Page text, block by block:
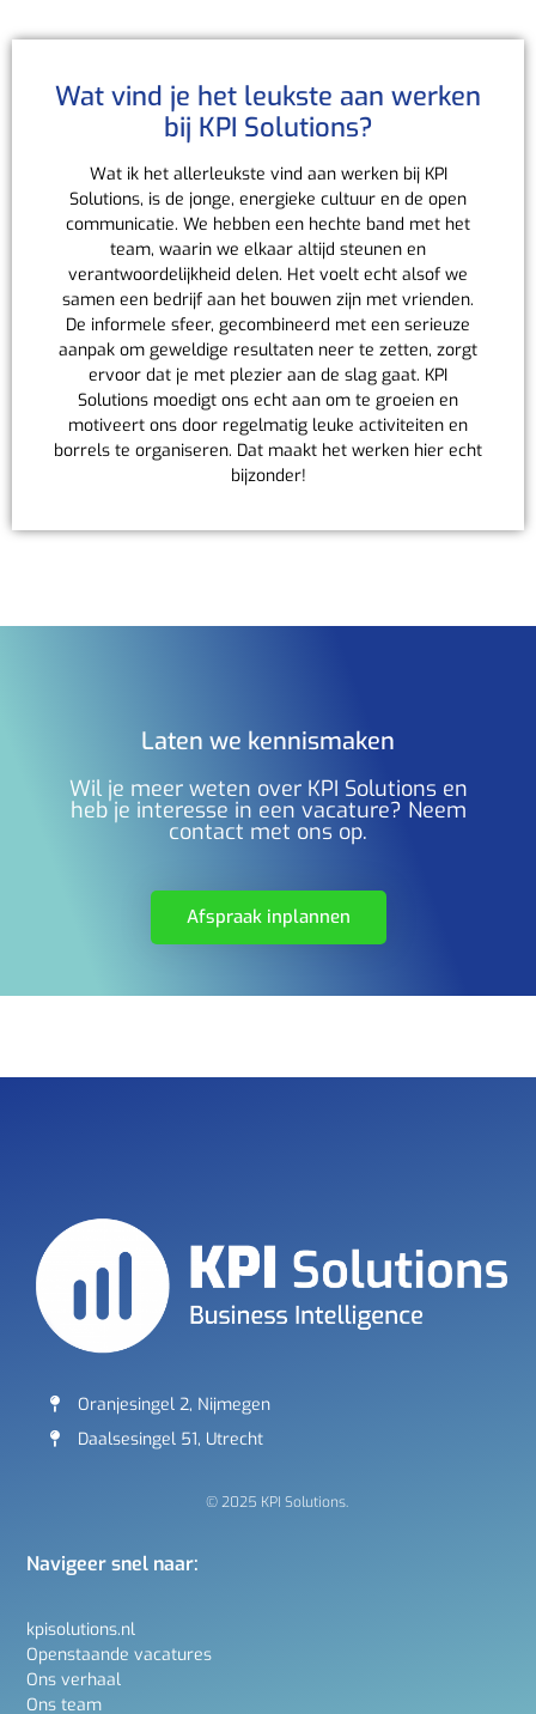
Wat vind je het leukste aan werken
bij KPI Solutions?
Wat ik het allerleukste vind aan werken bij KPI
Solutions, is de jonge, energieke cultuur en de open
communicatie. We hebben een hechte band met het
team, waarin we elkaar altijd steunen en
verantwoordelijkheid delen. Het voelt echt alsof we
samen een bedrijf aan het bouwen zijn met vrienden.
De informele sfeer, gecombineerd met een serieuze
aanpak om geweldige resultaten neer te zetten, zorgt
ervoor dat je met plezier aan de slag gaat. KPI
Solutions moedigt ons echt aan om te groeien en
motiveert ons door regelmatig leuke activiteiten en
borrels te organiseren. Dat maakt het werken hier echt
bijzonder!
Laten we kennismaken
Wil je meer weten over KPI Solutions en
heb je interesse in een vacature? Neem
contact met ons op.
Afspraak inplannen
Oranjesingel 2, Nijmegen
Daalsesingel 51, Utrecht
© 2025 KPI Solutions.
Navigeer snel naar:
kpisolutions.nl
Openstaande vacatures
Ons verhaal
Ons team